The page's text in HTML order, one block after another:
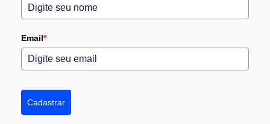
Email*
Cadastrar